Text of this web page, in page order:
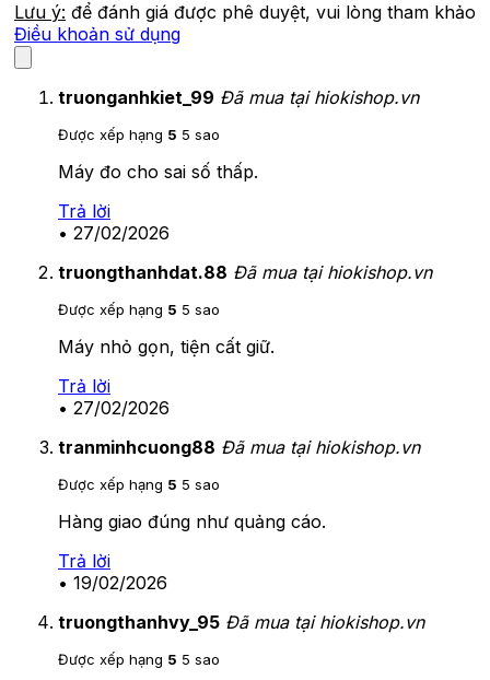
Lưu ý: để đánh giá được phê duyệt, vui lòng tham khảo
Điều khoản sử dụng
truonganhkiet_99 Đã mua tại hiokishop.vn
Được xếp hạng 5 5 sao
Máy đo cho sai số thấp.
Trả lời
• 27/02/2026
truongthanhdat.88 Đã mua tại hiokishop.vn
Được xếp hạng 5 5 sao
Máy nhỏ gọn, tiện cất giữ.
Trả lời
• 27/02/2026
tranminhcuong88 Đã mua tại hiokishop.vn
Được xếp hạng 5 5 sao
Hàng giao đúng như quảng cáo.
Trả lời
• 19/02/2026
truongthanhvy_95 Đã mua tại hiokishop.vn
Được xếp hạng 5 5 sao